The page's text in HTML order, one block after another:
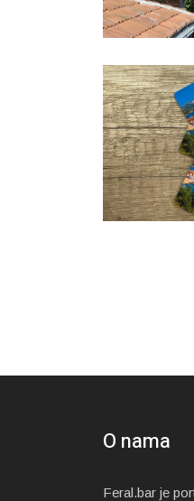
O nama
Feral.bar je